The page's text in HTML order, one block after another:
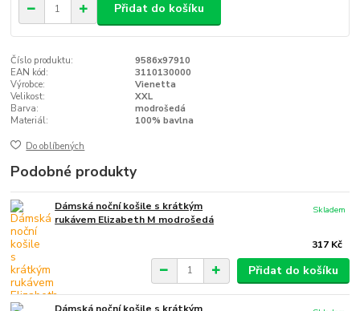
Přidat do košíku
Číslo produktu:
9586x97910
EAN kód:
3110130000
Výrobce:
Vienetta
Velikost:
XXL
Barva:
modrošedá
Materiál:
100% bavlna
Do oblíbených
Podobné produkty
Dámská noční košile s krátkým
rukávem Elizabeth M modrošedá
317 Kč
Skladem
Přidat do košíku
Dámská noční košile s krátkým